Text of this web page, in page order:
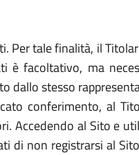
Per tale finalità, il
è facoltativo, ma
dallo stesso
conferimento, al
Accedendo al Sito e
di non registrarsi al